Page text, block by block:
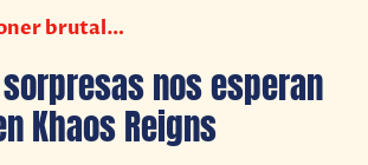
brutal…
nos esperan
Khaos Reigns